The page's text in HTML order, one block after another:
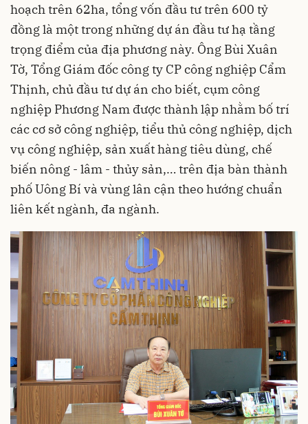
hoạch trên 62ha, tổng vốn đầu tư trên 600 tỷ
đồng là một trong những dự án đầu tư hạ tầng
trọng điểm của địa phương này. Ông Bùi Xuân
Tờ, Tổng Giám đốc công ty CP công nghiệp Cẩm
Thịnh, chủ đầu tư dự án cho biết, cụm công
nghiệp Phương Nam được thành lập nhằm bố trí
các cơ sở công nghiệp, tiểu thủ công nghiệp, dịch
vụ công nghiệp, sản xuất hàng tiêu dùng, chế
biến nông - lâm - thủy sản,… trên địa bàn thành
phố Uông Bí và vùng lân cận theo hướng chuẩn
liên kết ngành, đa ngành.